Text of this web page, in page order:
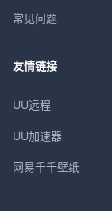
常见问题
友情链接
UU远程
UU加速器
网易千千壁纸